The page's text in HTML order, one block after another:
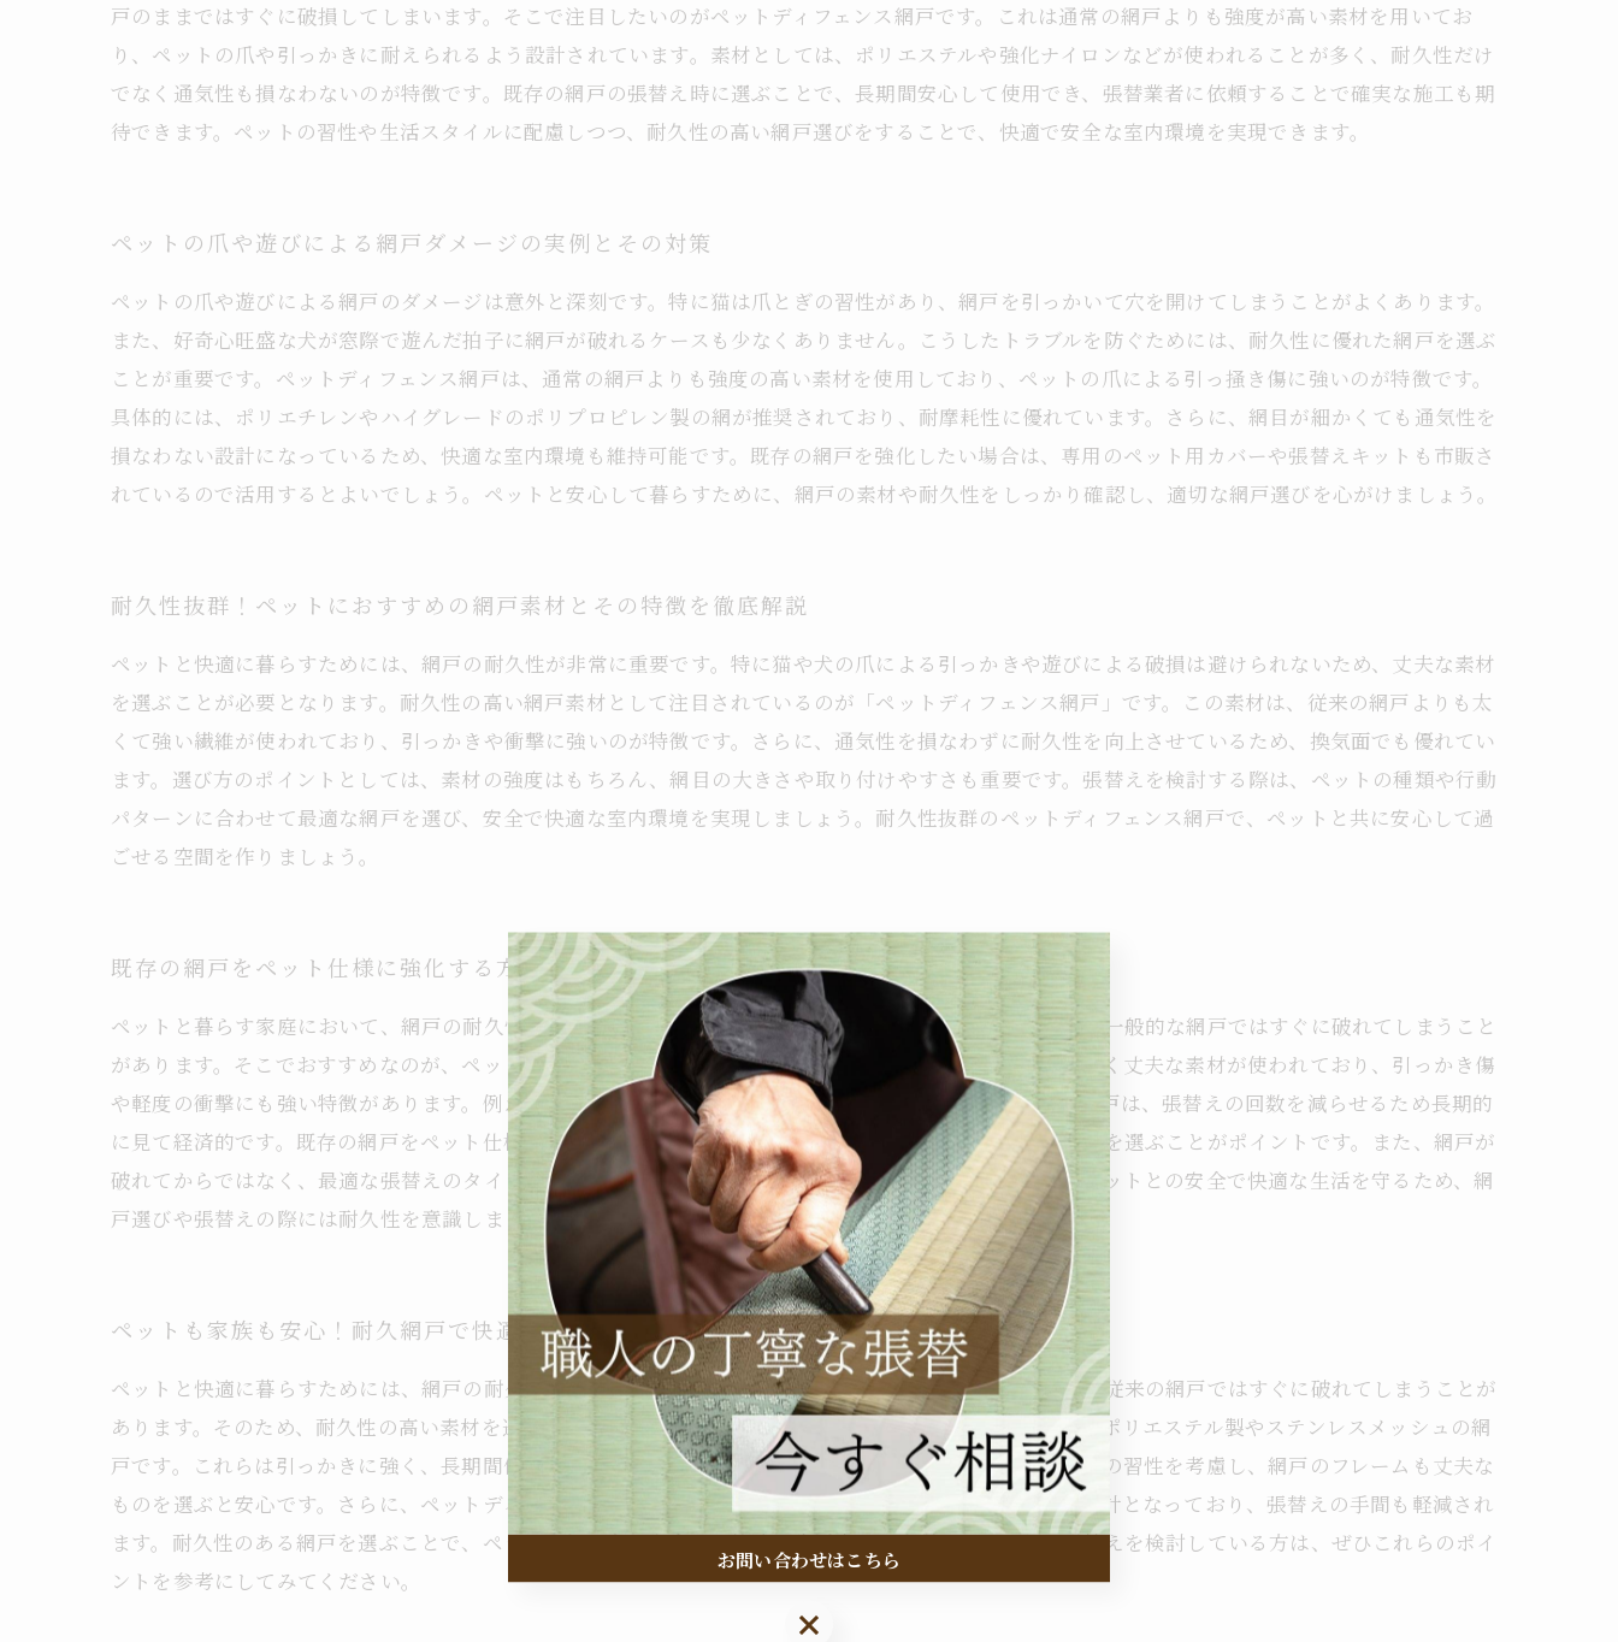
戸のままではすぐに破損してしまいます。そこで注目したいのがペットディフェンス網戸です。これは通常の網戸よりも強度が高い素材を用いてお
り、ペットの爪や引っかきに耐えられるよう設計されています。素材としては、ポリエステルや強化ナイロンなどが使われることが多く、耐久性だけ
でなく通気性も損なわないのが特徴です。既存の網戸の張替え時に選ぶことで、長期間安心して使用でき、張替業者に依頼することで確実な施工も期
待できます。ペットの習性や生活スタイルに配慮しつつ、耐久性の高い網戸選びをすることで、快適で安全な室内環境を実現できます。
ペットの爪や遊びによる網戸ダメージの実例とその対策
ペットの爪や遊びによる網戸のダメージは意外と深刻です。特に猫は爪とぎの習性があり、網戸を引っかいて穴を開けてしまうことがよくあります。
また、好奇心旺盛な犬が窓際で遊んだ拍子に網戸が破れるケースも少なくありません。こうしたトラブルを防ぐためには、耐久性に優れた網戸を選ぶ
ことが重要です。ペットディフェンス網戸は、通常の網戸よりも強度の高い素材を使用しており、ペットの爪による引っ掻き傷に強いのが特徴です。
具体的には、ポリエチレンやハイグレードのポリプロピレン製の網が推奨されており、耐摩耗性に優れています。さらに、網目が細かくても通気性を
損なわない設計になっているため、快適な室内環境も維持可能です。既存の網戸を強化したい場合は、専用のペット用カバーや張替えキットも市販さ
れているので活用するとよいでしょう。ペットと安心して暮らすために、網戸の素材や耐久性をしっかり確認し、適切な網戸選びを心がけましょう。
耐久性抜群！ペットにおすすめの網戸素材とその特徴を徹底解説
ペットと快適に暮らすためには、網戸の耐久性が非常に重要です。特に猫や犬の爪による引っかきや遊びによる破損は避けられないため、丈夫な素材
を選ぶことが必要となります。耐久性の高い網戸素材として注目されているのが「ペットディフェンス網戸」です。この素材は、従来の網戸よりも太
くて強い繊維が使われており、引っかきや衝撃に強いのが特徴です。さらに、通気性を損なわずに耐久性を向上させているため、換気面でも優れてい
ます。選び方のポイントとしては、素材の強度はもちろん、網目の大きさや取り付けやすさも重要です。張替えを検討する際は、ペットの種類や行動
パターンに合わせて最適な網戸を選び、安全で快適な室内環境を実現しましょう。耐久性抜群のペットディフェンス網戸で、ペットと共に安心して過
ごせる空間を作りましょう。
既存の網戸をペット仕様に強化する方法と張替えのタイミング
ペットと暮らす家庭において、網戸の耐久性は非常に重要です。猫や犬は爪で網戸を引っかくことが多く、一般的な網戸ではすぐに破れてしまうこと
があります。そこでおすすめなのが、ペットに強い耐久網戸の使用です。耐久網戸は、通常の網戸よりも厚く丈夫な素材が使われており、引っかき傷
や軽度の衝撃にも強い特徴があります。例えば、ポリエステルや特別な樹脂を使ったペットディフェンス網戸は、張替えの回数を減らせるため長期的
に見て経済的です。既存の網戸をペット仕様に強化するには、専門の張替業者に相談し、耐久性の高い素材を選ぶことがポイントです。また、網戸が
破れてからではなく、最適な張替えのタイミングを見極めて早めのメンテナンスを行うことも重要です。ペットとの安全で快適な生活を守るため、網
戸選びや張替えの際には耐久性を意識しましょう。
ペットも家族も安心！耐久網戸で快適な毎日を手に入れる秘訣
ペットと快適に暮らすためには、網戸の耐久性が重要です。特に猫や犬は爪で網戸を引っかくことが多く、従来の網戸ではすぐに破れてしまうことが
あります。そのため、耐久性の高い素材を選ぶことがポイントとなります。おすすめは、ペットの爪に強いポリエステル製やステンレスメッシュの網
戸です。これらは引っかきに強く、長期間使用しても破れにくい特徴があります。また、設置時にはペットの習性を考慮し、網戸のフレームも丈夫な
ものを選ぶと安心です。さらに、ペットディフェンス網戸のような商品は、ペットが遊んでも破れにくい設計となっており、張替えの手間も軽減され
ます。耐久性のある網戸を選ぶことで、ペットも飼い主も安全かつ快適な生活空間を実現しましょう。張替えを検討している方は、ぜひこれらのポイ
ントを参考にしてみてください。
お問い合わせはこちら
お問い合わせはこちら